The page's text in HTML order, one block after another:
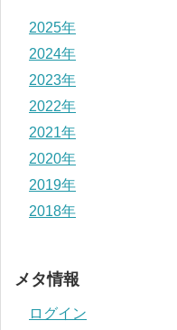
2025年
2024年
2023年
2022年
2021年
2020年
2019年
2018年
メタ情報
ログイン